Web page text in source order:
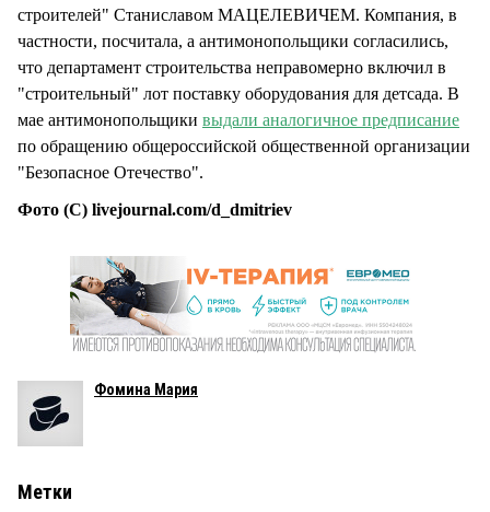
строителей" Станиславом МАЦЕЛЕВИЧЕМ. Компания, в
частности, посчитала, а антимонопольщики согласились,
что департамент строительства неправомерно включил в
"строительный" лот поставку оборудования для детсада. В
мае антимонопольщики выдали аналогичное предписание
по обращению общероссийской общественной организации
"Безопасное Отечество".
Фото (С) livejournal.com/d_dmitriev
Фомина Мария
Метки